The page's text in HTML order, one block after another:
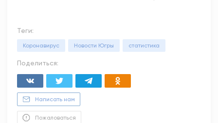
Теги:
Коронавирус Новости Югры статистика
Поделиться:
Написать нам
Пожаловаться